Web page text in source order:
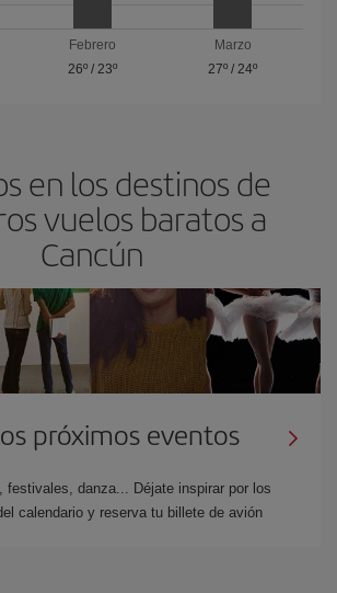
Febrero
26º/ 23º
Marzo
27º /24º
en los destinos de
vuelos baratos a
Cancún
próximos eventos
festivales, danza... Déjate inspirar por los
calendario y reserva tu billete de avión